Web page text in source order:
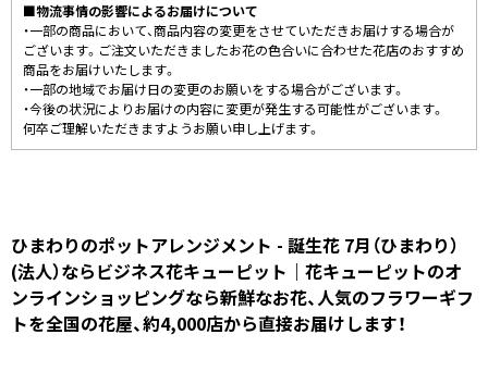
■物流事情の影響によるお届けについて
・一部の商品において、商品内容の変更をさせていただきお届けする場合が
ございます。ご注文いただきましたお花の色合いに合わせた花店のおすすめ
商品をお届けいたします。
・一部の地域でお届け日の変更のお願いをする場合がございます。
・今後の状況によりお届けの内容に変更が発生する可能性がございます。
何卒ご理解いただきますようお願い申し上げます。
ひまわりのポットアレンジメント - 誕生花 7月（ひまわり）
(法人）ならビジネス花キューピット｜花キューピットのオ
ンラインショッピングなら新鮮なお花、人気のフラワーギフ
トを全国の花屋、約4,000店から直接お届けします！